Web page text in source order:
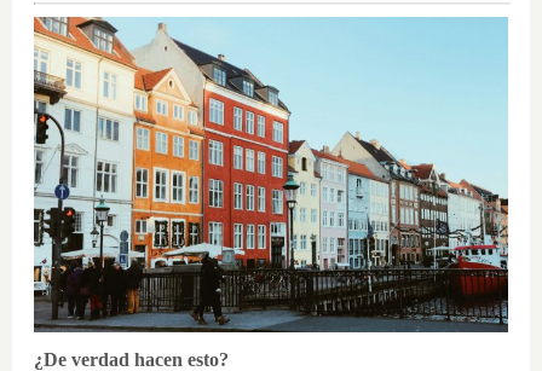
¿De verdad hacen esto?